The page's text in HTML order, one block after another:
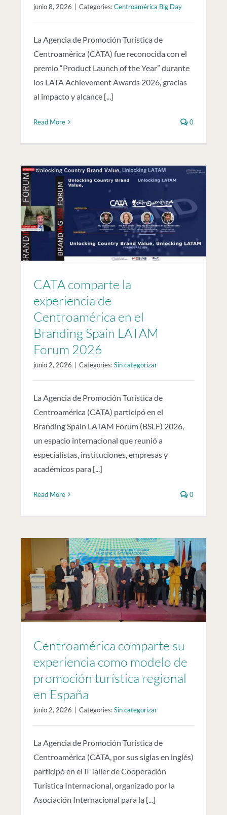
junio 8, 2026 | Categories:Centroamérica Big Day
La Agencia de Promoción Turística de
Centroamérica (CATA) fue reconocida con el
premio “Product Launch of the Year” durante
los LATA Achievement Awards 2026, gracias
al impacto y alcance [...]
Read More 0
CATA comparte la
experiencia de
Centroamérica en el
Branding Spain LATAM
Forum 2026
junio 2, 2026 Categories:Sin categorizar
La Agencia de Promoción Turística de
Centroamérica (CATA) participó en el
Branding Spain LATAM Forum (BSLF) 2026,
un espacio internacional que reunió a
especialistas, instituciones, empresas y
académicos para [...]
Read More 0
Centroamérica comparte su
experiencia como modelo de
promoción turística regional
en España
junio 2, 2026 Categories:Sin categorizar
La Agencia de Promoción Turística de
Centroamérica (CATA, por sus siglas en inglés)
participó en el II Taller de Cooperación
Turística Internacional, organizado por la
Asociación Internacional para la [...]